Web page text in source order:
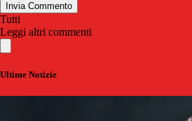
Invia Commento
Tutti
Leggi altri commenti
Ultime Notizie